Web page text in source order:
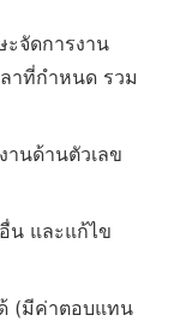
จัดการงาน
าที่กำหนด รวม
านด้านตัวเลข
น และแก้ไข
(มีค่าตอบแทน